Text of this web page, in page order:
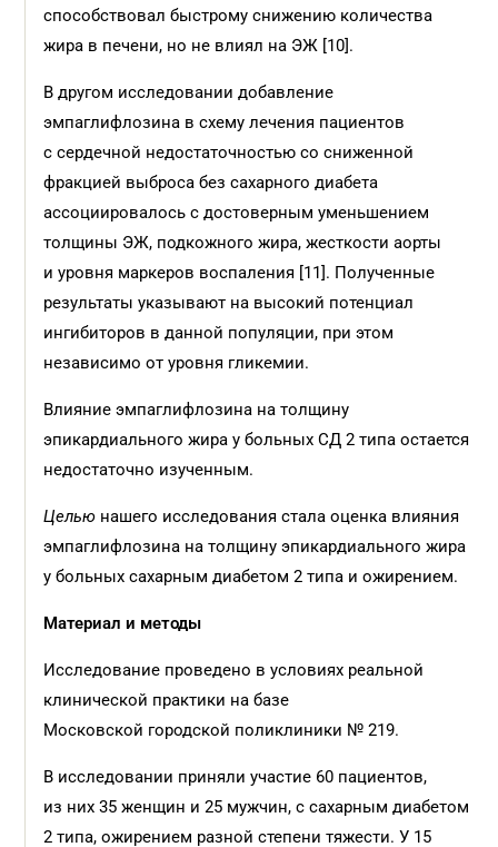
способствовал быстрому снижению количества
жира в печени, но не влиял на ЭЖ [10].
В другом исследовании добавление
эмпаглифлозина в схему лечения пациентов
с сердечной недостаточностью со сниженной
фракцией выброса без сахарного диабета
ассоциировалось с достоверным уменьшением
толщины ЭЖ, подкожного жира, жесткости аорты
и уровня маркеров воспаления [11]. Полученные
результаты указывают на высокий потенциал
ингибиторов в данной популяции, при этом
независимо от уровня гликемии.
Влияние эмпаглифлозина на толщину
эпикардиального жира у больных СД 2 типа остается
недостаточно изученным.
Целью нашего исследования стала оценка влияния
эмпаглифлозина на толщину эпикардиального жира
у больных сахарным диабетом 2 типа и ожирением.
Материал и методы
Исследование проведено в условиях реальной
клинической практики на базе
Московской городской поликлиники № 219.
В исследовании приняли участие 60 пациентов,
из них 35 женщин и 25 мужчин, с сахарным диабетом
2 типа, ожирением разной степени тяжести. У 15